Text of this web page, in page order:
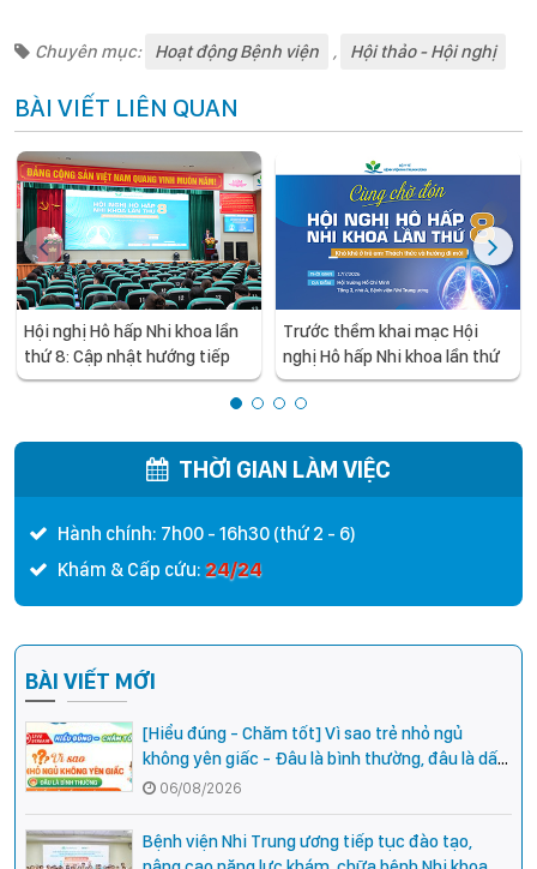
Chuyên mục: Hoạt động Bệnh viện , Hội thảo - Hội nghị
BÀI VIẾT LIÊN QUAN
Hội nghị Hô hấp Nhi khoa lần
thứ 8: Cập nhật hướng tiếp
cận mới trong chẩn đoán và
Trước thềm khai mạc Hội
nghị Hô hấp Nhi khoa lần thứ
8: Đi tìm lời giải cho những
thách thức và hướng đi mới
em
THỜI GIAN LÀM VIỆC
Hành chính: 7h00 - 16h30 (thứ 2 - 6)
Khám & Cấp cứu: 24/24
BÀI VIẾT MỚI
[Hiểu đúng - Chăm tốt] Vì sao trẻ nhỏ ngủ
không yên giấc - Đâu là bình thường, đâu là dấu
hiệu cần đi khám ngay?
06/08/2026
Bệnh viện Nhi Trung ương tiếp tục đào tạo,